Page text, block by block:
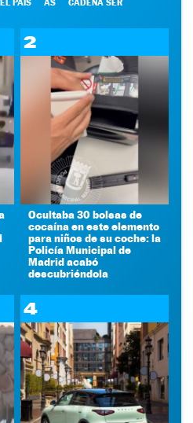
EL PAÍS AS CADENA SER
2
Ocultaba 30 bolsas de
cocaína en este elemento
para niños de su coche: la
Policía Municipal de
Madrid acabó
descubriéndola
4